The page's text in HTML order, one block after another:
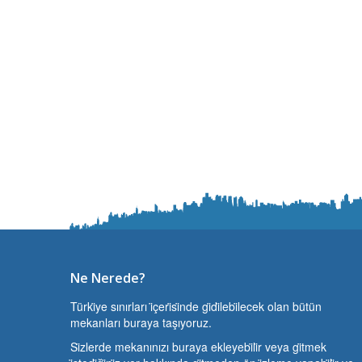
Ne Nerede?
Türki̇ye sınırları i̇çeri̇si̇nde gi̇di̇lebi̇lecek olan bütün
mekanları buraya taşıyoruz.
Si̇zlerde mekanınızı buraya ekleyebi̇li̇r veya gi̇tmek